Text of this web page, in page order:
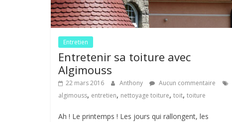
Entretien
Entretenir sa toiture avec
Algimouss
22 mars 2016 Anthony
Aucun commentaire
algimouss, entretien, nettoyage toiture, toit, toiture
Ah ! Le printemps ! Les jours qui rallongent, les